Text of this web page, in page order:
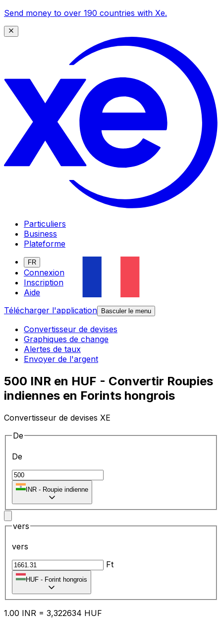
Send money to over 190 countries with Xe.
Particuliers
Business
Plateforme
FR
Connexion
Inscription
Aide
Télécharger l'application
Basculer le menu
Convertisseur de devises
Graphiques de change
Alertes de taux
Envoyer de l'argent
500 INR en HUF - Convertir Roupies
indiennes en Forints hongrois
Convertisseur de devises XE
De
De
INR - Roupie indienne
vers
vers
Ft
HUF - Forint hongrois
1.00 INR = 3,322634 HUF